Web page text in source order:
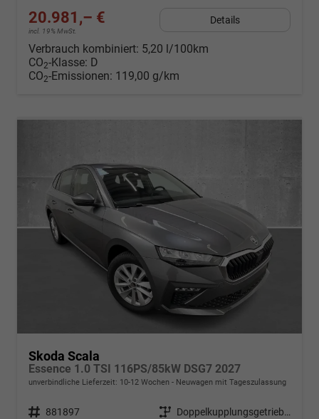
20.981,– €
incl. 19% MwSt.
Details
Verbrauch kombiniert: 5,20 l/100km
CO2-Klasse: D
CO2-Emissionen: 119,00 g/km
Skoda Scala
Essence 1.0 TSI 116PS/85kW DSG7 2027
unverbindliche Lieferzeit: 10-12 Wochen Neuwagen mit Tageszulassung
Fahrzeugnr. 881897 Getriebe Doppelkupplungsgetriebe (DSG)